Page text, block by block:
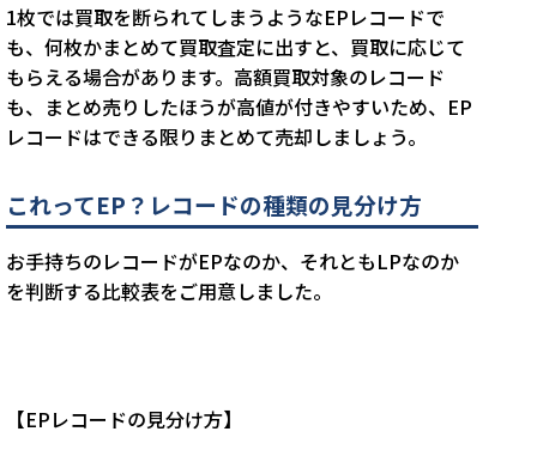
1枚では買取を断られてしまうようなEPレコードで
も、何枚かまとめて買取査定に出すと、買取に応じて
もらえる場合があります。高額買取対象のレコード
も、まとめ売りしたほうが高値が付きやすいため、EP
レコードはできる限りまとめて売却しましょう。
これってEP？レコードの種類の見分け方
お手持ちのレコードがEPなのか、それともLPなのか
を判断する比較表をご用意しました。
【EPレコードの見分け方】